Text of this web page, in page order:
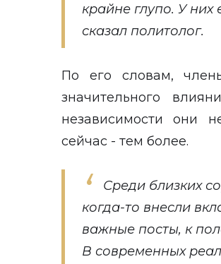
крайне глупо. У них
сказал политолог.
По его словам,
значительного
независимости они
сейчас - тем более.
Среди близких
когда-то внесли
важные посты, к
В современных